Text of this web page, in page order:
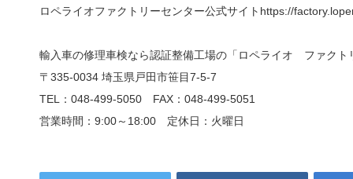
ロペライオファクトリーセンター公式サイトhttps://
輸入車の修理車検なら認証整備工場の「ロペライオ ファクト
〒335-0034 埼玉県戸田市笹目7-5-7
TEL：048-499-5050 FAX：048-499-5051
営業時間：9:00～18:00 定休日：火曜日